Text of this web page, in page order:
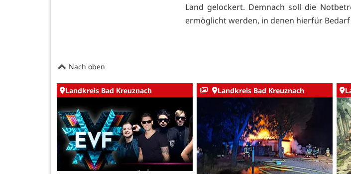
Land gelockert. Demnach soll die
ermöglicht werden, in denen hierfür
Nach oben
Landkreis Bad Kreuznach Landkreis Bad Kreuznach